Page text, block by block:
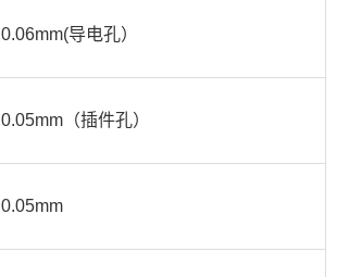
0.06mm(导电孔）
0.05mm（插件孔）
0.05mm